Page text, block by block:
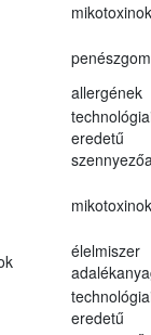
mikotoxinok
allergének
eredetű
mikotoxinok
élelmiszer
eredetű